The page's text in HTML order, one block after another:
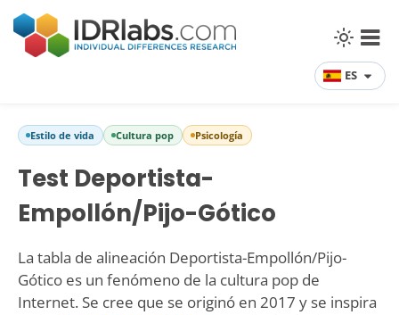
ES
Estilo de vida Cultura pop Psicología
Test Deportista-
Empollón/Pijo-Gótico
La tabla de alineación Deportista-Empollón/Pijo-
Gótico es un fenómeno de la cultura pop de
Internet. Se cree que se originó en 2017 y se inspira